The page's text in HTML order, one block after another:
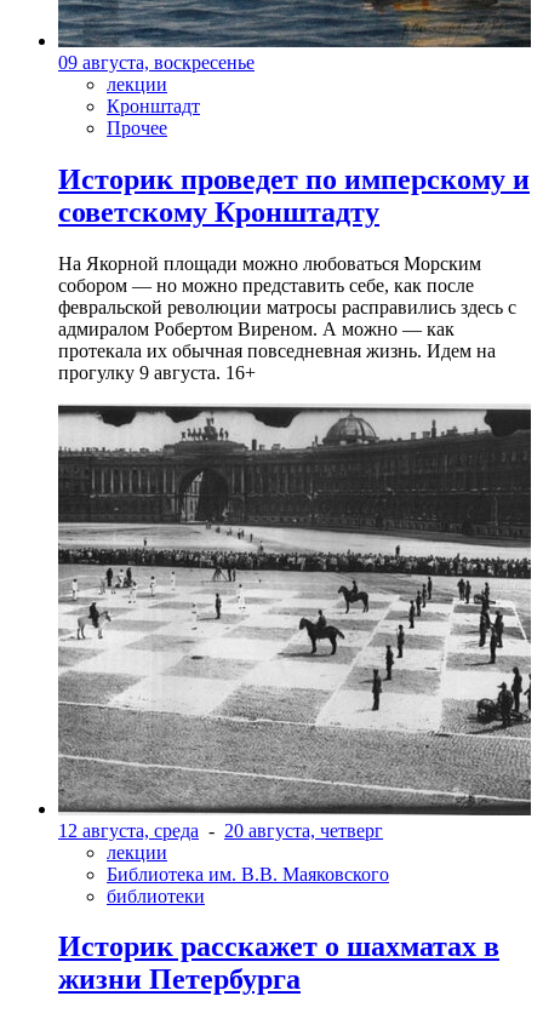
09 августа, воскресенье
лекции
Кронштадт
Прочее
Историк проведет по имперскому и
советскому Кронштадту
На Якорной площади можно любоваться Морским
собором — но можно представить себе, как после
февральской революции матросы расправились здесь с
адмиралом Робертом Виреном. А можно — как
протекала их обычная повседневная жизнь. Идем на
прогулку 9 августа. 16+
12 августа, среда - 20 августа, четверг
лекции
Библиотека им. В.В. Маяковского
библиотеки
Историк расскажет о шахматах в
жизни Петербурга